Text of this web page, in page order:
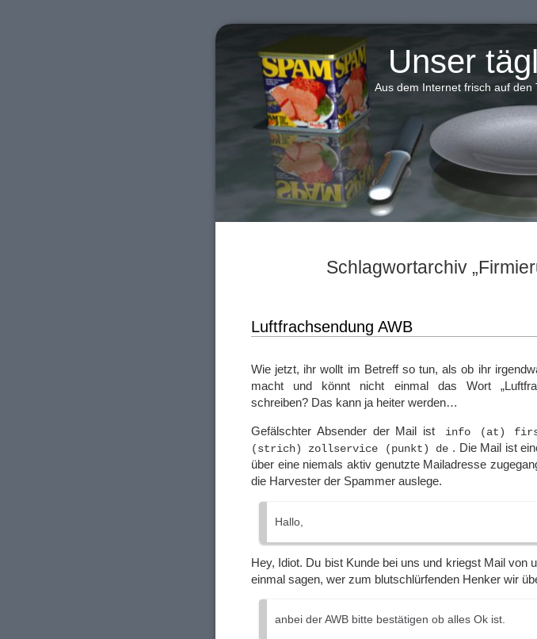
Unser
Aus dem Internet frisch auf den
Schlagwortarchiv
Luftfrachsendung AWB
Wie jetzt, ihr wollt im Betreff so tun, als ob ihr
macht und könnt nicht einmal das Wort
schreiben? Das kann ja heiter werden…
Gefälschter Absender der Mail ist
info (at)
(strich) zollservice (punkt) de . Die Mail ist
über eine niemals aktiv genutzte Mailadresse
die Harvester der Spammer auslege.
Hallo,
Hey, Idiot. Du bist Kunde bei uns und kriegst Mail von
einmal sagen, wer zum blutschlürfenden Henker wir
anbei der AWB bitte bestätigen ob alles Ok ist.